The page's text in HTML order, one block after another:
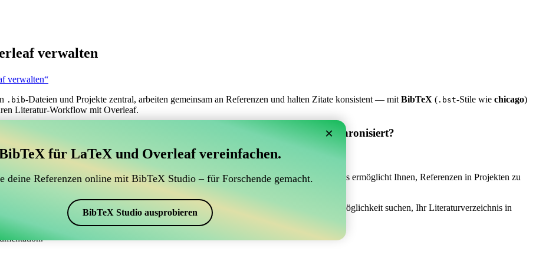
verwalten
verwalten“
.bib-Dateien und Projekte zentral, arbeiten gemeinsam an Referenzen und halten Zitate konsistent — mit BibTeX ( .bst-Stile wie chicago)
Literatur-Workflow mit Overleaf.
Ihrer BibTeX-Literaturangaben, das sich mit Overleaf synchronisiert?
Verwaltung Ihrer BibTeX-Literaturangaben, das sich mit Overleaf synchronisiert?“
Literaturverzeichnis in Overleaf zu verwalten, könnte CiteDrive genau das Richtige sein! Es ermöglicht Ihnen, Referenzen in Projekten zu
Projekt aktuell zu halten.
Stilen, einschließlich chicago, erstellen. Wenn Sie also nach einer einfachen Möglichkeit suchen, Ihr Literaturverzeichnis in
×
für LaTeX und Overleaf vereinfachen.
deine Referenzen online mit BibTeX Studio – für Forschende gemacht.
BibTeX Studio ausprobieren